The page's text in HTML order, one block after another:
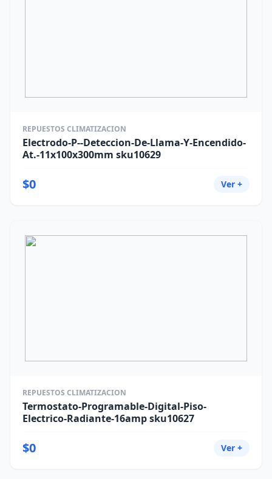
REPUESTOS CLIMATIZACION
Electrodo-P--Deteccion-De-Llama-Y-Encendido-
At.-11x100x300mm sku10629
$0 Ver +
REPUESTOS CLIMATIZACION
Termostato-Programable-Digital-Piso-
Electrico-Radiante-16amp sku10627
$0 Ver +